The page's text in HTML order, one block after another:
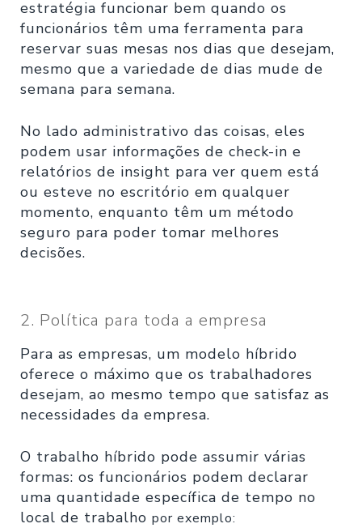
estratégia funcionar bem quando os
funcionários têm uma ferramenta para
reservar suas mesas nos dias que desejam,
mesmo que a variedade de dias mude de
semana para semana.
No lado administrativo das coisas, eles
podem usar informações de check-in e
relatórios de insight para ver quem está
ou esteve no escritório em qualquer
momento, enquanto têm um método
seguro para poder tomar melhores
decisões.
2. Política para toda a empresa
Para as empresas, um modelo híbrido
oferece o máximo que os trabalhadores
desejam, ao mesmo tempo que satisfaz as
necessidades da empresa.
O trabalho híbrido pode assumir várias
formas: os funcionários podem declarar
uma quantidade específica de tempo no
local de trabalho por exemplo: